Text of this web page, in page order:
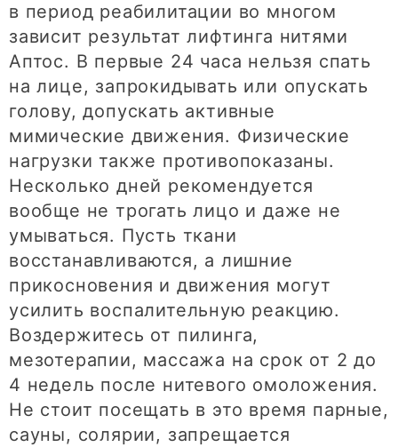
в период реабилитации во многом
зависит результат лифтинга нитями
Аптос. В первые 24 часа нельзя спать
на лице, запрокидывать или опускать
голову, допускать активные
мимические движения. Физические
нагрузки также противопоказаны.
Несколько дней рекомендуется
вообще не трогать лицо и даже не
умываться. Пусть ткани
восстанавливаются, а лишние
прикосновения и движения могут
усилить воспалительную реакцию.
Воздержитесь от пилинга,
мезотерапии, массажа на срок от 2 до
4 недель после нитевого омоложения.
Не стоит посещать в это время парные,
сауны, солярии, запрещается